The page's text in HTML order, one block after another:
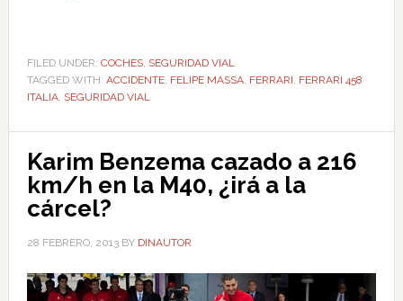
FILED UNDER: COCHES, SEGURIDAD VIAL
TAGGED WITH: ACCIDENTE, FELIPE MASSA, FERRARI, FERRARI 458
ITALIA, SEGURIDAD VIAL
Karim Benzema cazado a 216
km/h en la M40, ¿irá a la
cárcel?
28 FEBRERO, 2013BY DINAUTOR